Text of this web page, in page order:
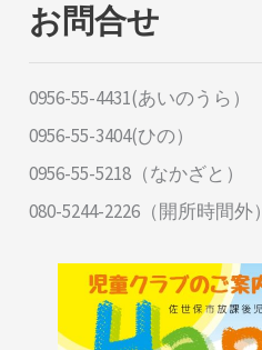
お問合せ
0956-55-4431(あいのうら）
0956-55-3404(ひの）
0956-55-5218（なかざと）
080-5244-2226（開所時間外）